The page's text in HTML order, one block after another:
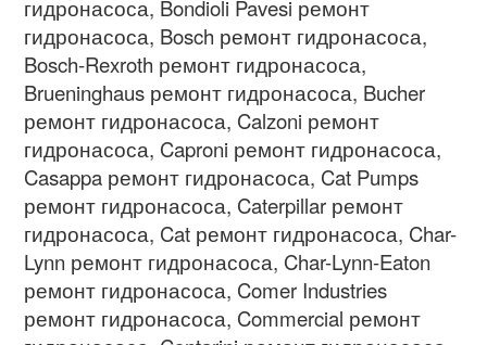
гидронасоса, Bondioli Pavesi ремонт
гидронасоса, Bosch ремонт гидронасоса,
Bosch-Rexroth ремонт гидронасоса,
Brueninghaus ремонт гидронасоса, Bucher
ремонт гидронасоса, Calzoni ремонт
гидронасоса, Caproni ремонт гидронасоса,
Casappa ремонт гидронасоса, Cat Pumps
ремонт гидронасоса, Caterpillar ремонт
гидронасоса, Cat ремонт гидронасоса, Char-
Lynn ремонт гидронасоса, Char-Lynn-Eaton
ремонт гидронасоса, Comer Industries
ремонт гидронасоса, Commercial ремонт